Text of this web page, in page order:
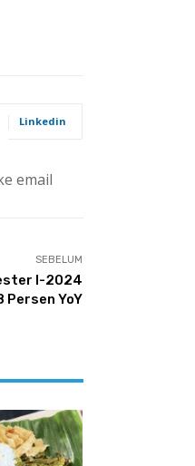
Linkedin
email
SEBELUM
I-2024
Persen YoY